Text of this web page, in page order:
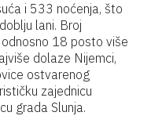
i 533 noćenja, što
lani. Broj
18 posto više
dolaze Nijemci,
ostvarenog
zajednicu
grada Slunja.